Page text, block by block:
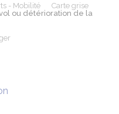
- Mobilité
Carte grise
ou détérioration de la